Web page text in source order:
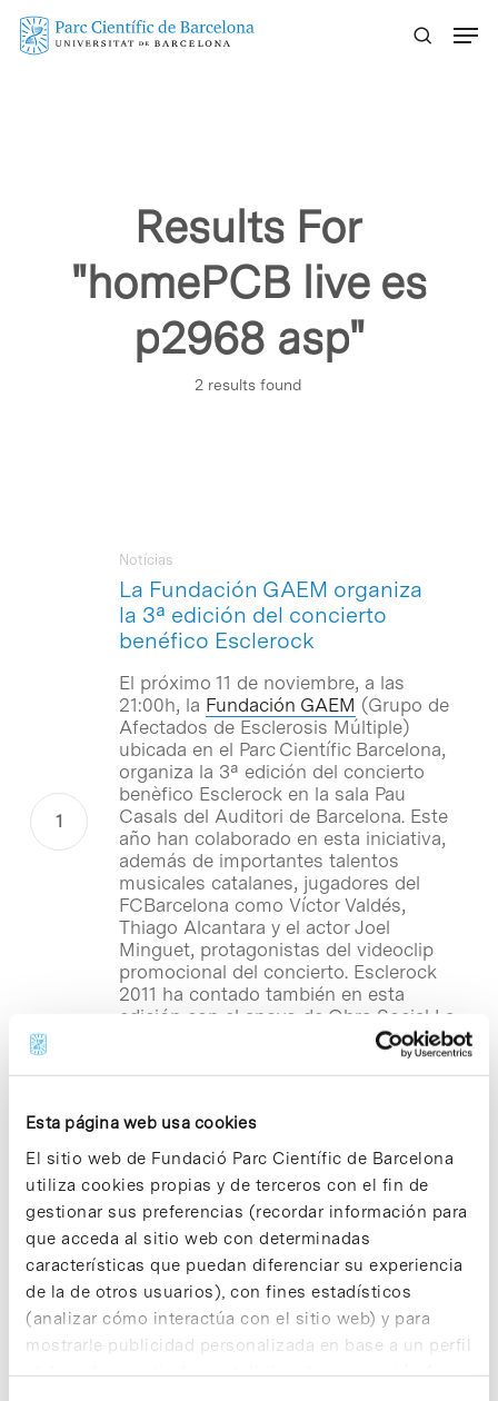
Esta página web usa cookies
El sitio web de Fundació Parc Científic de Barcelona
utiliza cookies propias y de terceros con el fin de
gestionar sus preferencias (recordar información para
que acceda al sitio web con determinadas
características que puedan diferenciar su experiencia
de la de otros usuarios), con fines estadísticos
(analizar cómo interactúa con el sitio web) y para
mostrarle publicidad personalizada en base a un perfil
elaborado a partir de sus hábitos de navegación (por
Skip
Results For
"homePCB live es
p2968 asp"
2 results found
La Fundación GAEM organiza
la 3ª edición del concierto
benéfico Esclerock
Notícias
El próximo 11 de noviembre, a las
21:00h, la Fundación GAEM (Grupo de
Afectados de Esclerosis Múltiple)
ubicada en el Parc Científic Barcelona,
organiza la 3ª edición del concierto
benèfico Esclerock en la sala Pau
Casals del Auditori de Barcelona. Este
año han colaborado en esta iniciativa,
además de importantes talentos
musicales catalanes, jugadores del
FCBarcelona como Víctor Valdés,
Thiago Alcantara y el actor Joel
Minguet, protagonistas del videoclip
promocional del concierto. Esclerock
2011 ha contado también en esta
edición con el apoyo de Obra Social La
Caixa, Transportes Metropolitanos de
Barcelona, La Balear, Cadena Movitel,
Universidad de Barcelona y el Auditori.
La Fundación GAEM promueve
la solidaridad de los
universitarios con la esclerosis
múltiple
Notícias
La Fundación GAEM, Grupo de
Afectados por la Esclerosis Múltiple–
ubicada en el Parc Científic Barcelona–